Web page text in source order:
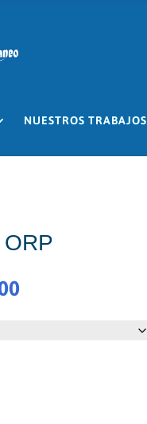
NUESTROS TRABAJOS